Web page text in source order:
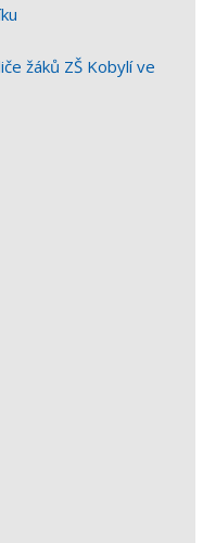
žáků ZŠ Kobylí ve